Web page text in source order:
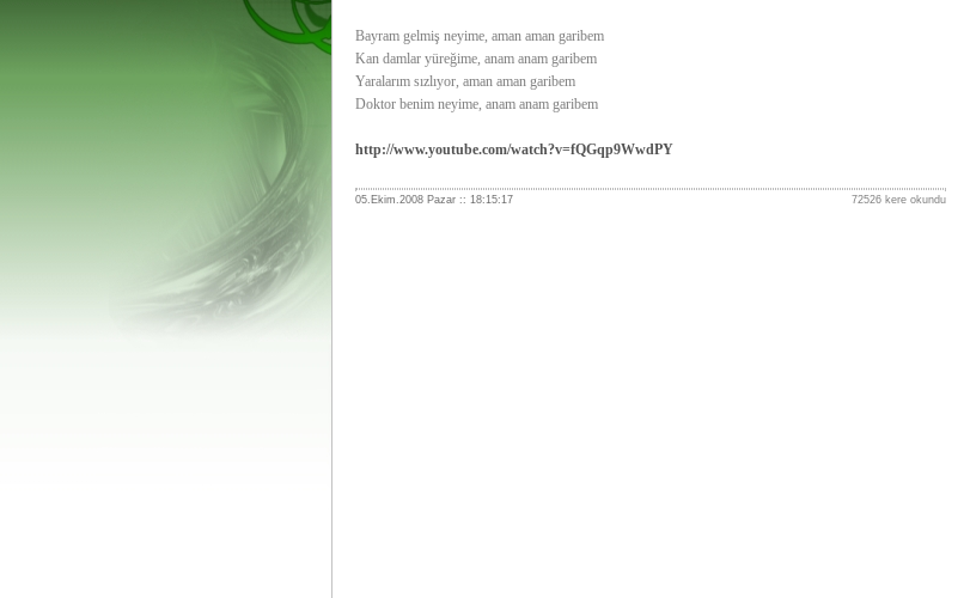
Bayram gelmiş neyime, aman aman garibem
Kan damlar yüreğime, anam anam garibem
Yaralarım sızlıyor, aman aman garibem
Doktor benim neyime, anam anam garibem
http://www.youtube.com/watch?v=fQGqp9WwdPY
05.Ekim.2008 Pazar :: 18:15:17 72526 kere okundu